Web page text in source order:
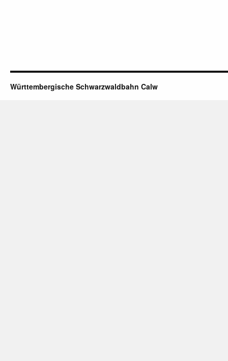
Württembergische Schwarzwaldbahn Calw